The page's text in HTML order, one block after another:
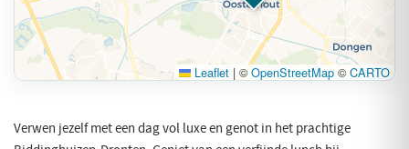
Leaflet | © OpenStreetMap © CARTO
Verwen jezelf met een dag vol luxe en genot in het prachtige